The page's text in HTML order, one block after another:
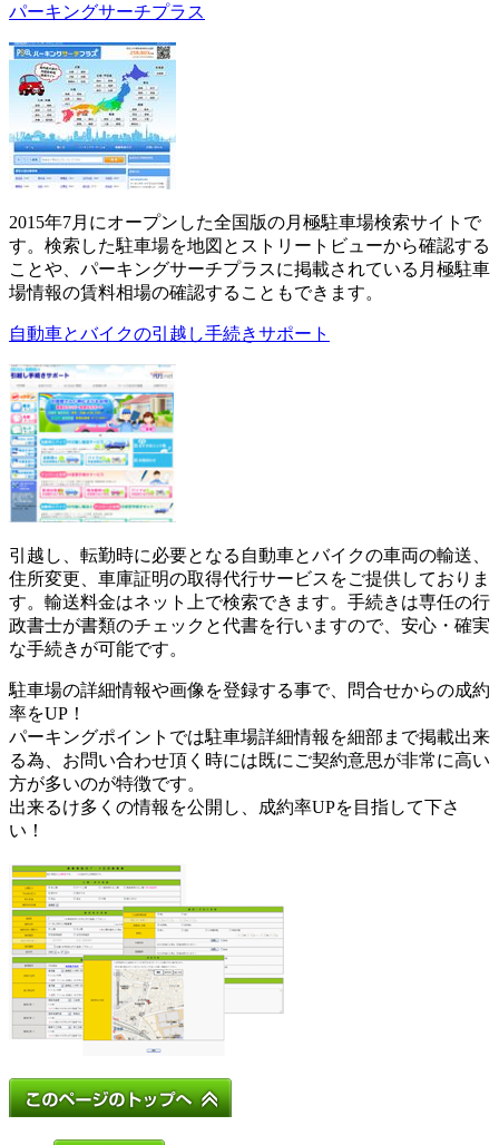
パーキングサーチプラス
2015年7月にオープンした全国版の月極駐車場検索サイトで
す。検索した駐車場を地図とストリートビューから確認する
ことや、パーキングサーチプラスに掲載されている月極駐車
場情報の賃料相場の確認することもできます。
自動車とバイクの引越し手続きサポート
引越し、転勤時に必要となる自動車とバイクの車両の輸送、
住所変更、車庫証明の取得代行サービスをご提供しておりま
す。輸送料金はネット上で検索できます。手続きは専任の行
政書士が書類のチェックと代書を行いますので、安心・確実
な手続きが可能です。
駐車場の詳細情報や画像を登録する事で、問合せからの成約
率をUP！
パーキングポイントでは駐車場詳細情報を細部まで掲載出来
る為、お問い合わせ頂く時には既にご契約意思が非常に高い
方が多いのが特徴です。
出来るけ多くの情報を公開し、成約率UPを目指して下さ
い！